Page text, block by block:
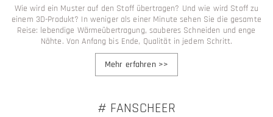
Wie wird ein Muster auf den Stoff übertragen? Und wie wird Stoff zu
einem 3D-Produkt? In weniger als einer Minute sehen Sie die gesamte
Reise: lebendige Wärmeübertragung, sauberes Schneiden und enge
Nähte. Von Anfang bis Ende, Qualität in jedem Schritt.
Mehr erfahren>>
# FANSCHEER